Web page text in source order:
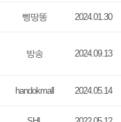
삥땅똥 2024.01.30
방송 2024.09.13
handokmall 2024.05.14